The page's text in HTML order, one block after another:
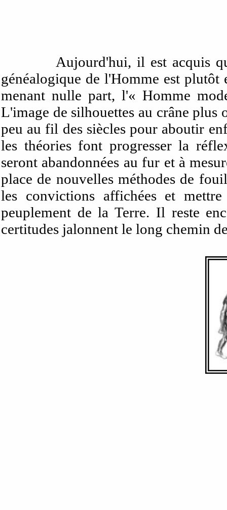
Aujourd'hui, il est acquis
généalogique de l'Homme est plutôt
menant nulle part, l'« Homme
L'image de silhouettes au crâne plus
peu au fil des siècles pour aboutir
les théories font progresser la
seront abandonnées au fur et à
place de nouvelles méthodes de
les convictions affichées et
peuplement de la Terre. Il reste
certitudes jalonnent le long chemin